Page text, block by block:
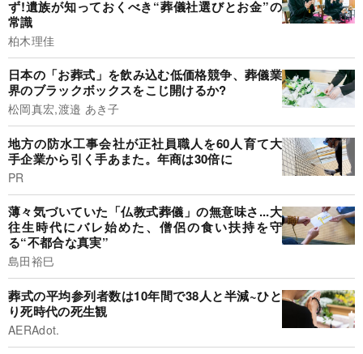
ず!遺族が知っておくべき“葬儀社選びとお金”の
常識
柏木理佳
日本の「お葬式」を飲み込む低価格競争、葬儀業
界のブラックボックスをこじ開けるか?
松岡真宏,渡邉 あき子
地方の防水工事会社が正社員職人を60人育て大
手企業から引く手あまた。年商は30倍に
PR
薄々気づいていた「仏教式葬儀」の無意味さ...大
往生時代にバレ始めた、僧侶の食い扶持を守
る“不都合な真実”
島田裕巳
葬式の平均参列者数は10年間で38人と半減~ひと
り死時代の死生観
AERAdot.